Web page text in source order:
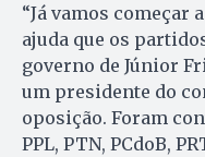
“Já vamos começar
ajuda que os
governo de Júnior
um presidente do
oposição. Foram
PPL, PTN, PCdoB,